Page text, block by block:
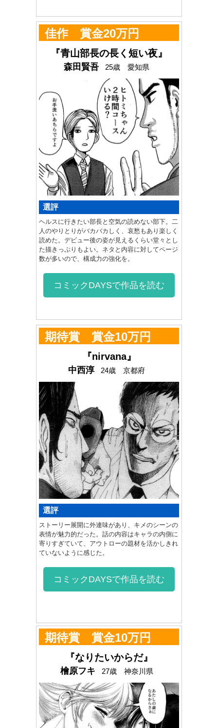
佳作 賞金20万円
『青山部長の長く短い夜』
森田賢吾 25歳 愛知県
選評
ヘルスに行きたい部長と空気の読めない部下。二
人のやりとりがバカバカしく、哀愁もあり楽しく
読めた。デビュー後の姿が見えるくらい堂々とし
た描きっぷりもよい。ネタと内容に対してページ
数が多いので、構成力の強化を。
コミックDAYSで作品を読む
期待賞 賞金10万円
『nirvana』
中西淳 24歳 京都府
選評
ストーリー展開に外連味があり、キメのシーンの
表情が魅力的だった。話の内容はキャラの内側に
寄りすぎていて、アウトローの題材を活かしきれ
ていないように感じた。
コミックDAYSで作品を読む
期待賞 賞金10万円
『なりたいからだ』
檜原フキ 27歳 神奈川県